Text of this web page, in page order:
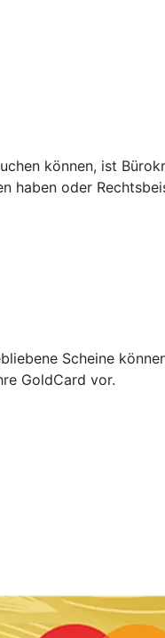
können, ist
haben oder
Scheine
GoldCard vor.